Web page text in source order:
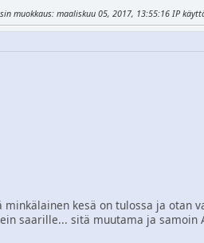
muokkaus: maaliskuu 05, 2017, 13:55:16 IP
kesä on tulossa ja otan
saarille... sitä muutama ja samoin